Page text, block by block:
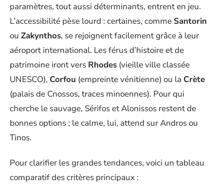
paramètres, tout aussi déterminants, entrent en jeu.
L’accessibilité pèse lourd : certaines, comme Santorin
ou Zakynthos, se rejoignent facilement grâce à leur
aéroport international. Les férus d’histoire et de
patrimoine iront vers Rhodes (vieille ville classée
UNESCO), Corfou (empreinte vénitienne) ou la Crète
(palais de Cnossos, traces minoennes). Pour qui
cherche le sauvage, Sérifos et Alonissos restent de
bonnes options ; le calme, lui, attend sur Andros ou
Tinos.
Pour clarifier les grandes tendances, voici un tableau
comparatif des critères principaux :